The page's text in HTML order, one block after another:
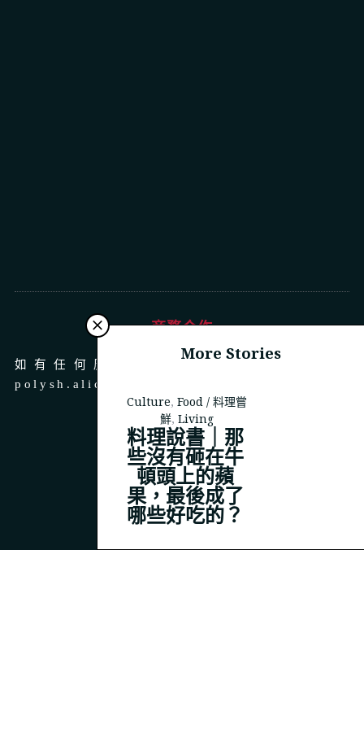
More Stories
Culture, Food / 料理嘗
鮮, Living
料理說書｜那
些沒有砸在牛
頓頭上的蘋
果，最後成了
哪些好吃的？
商務合作
如有任何廣告、商務合作，請 email 至
polysh.alice@gmail.com
© 2023THEPOLYSH.COM
BACK TO TOP